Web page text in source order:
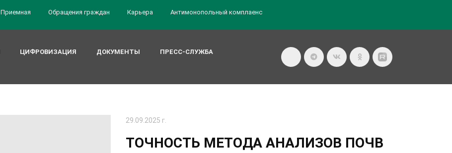
Приемная Обращения граждан Карьера Антимонопольный комплаенс
ЦИФРОВИЗАЦИЯ ДОКУМЕНТЫ
ПРЕСС-СЛУЖБА
29.09.2025 г.
ТОЧНОСТЬ МЕТОДА АНАЛИЗОВ ПОЧВ